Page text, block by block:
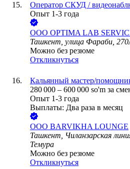
Оператор СКУД /
Опыт 1-3 года
ООО OPTIMA LAB
Ташкент, улица Фараби,
Можно без резюме
Откликнуться
Кальянный мастер/
280 000 – 600 000 so'm за
Опыт 1-3 года
Выплаты: Два раза в месяц
ООО BARVIKHA LOUNGE
Ташкент, Чиланзарская
Темура
Можно без резюме
Откликнуться